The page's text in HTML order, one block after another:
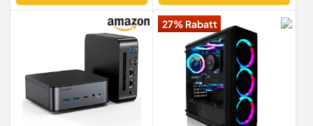
27% Rabatt